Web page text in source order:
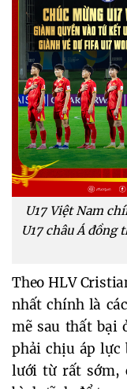
U17 Việt Nam
U17 châu Á đồng
Theo HLV
nhất chính là
mẽ sau thất bại
phải chịu áp lực
lưới từ rất sớm,